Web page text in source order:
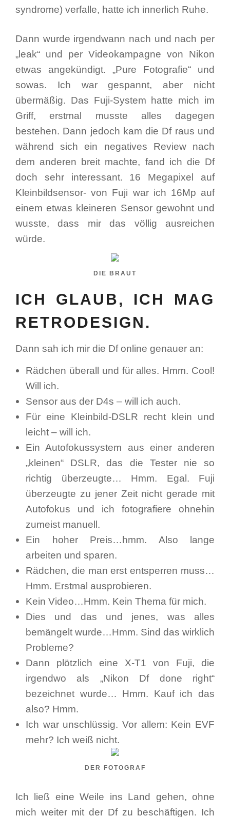
syndrome) verfalle, hatte ich innerlich Ruhe.
Dann wurde irgendwann nach und nach per
„leak“ und per Videokampagne von Nikon
etwas angekündigt. „Pure Fotografie“ und
sowas. Ich war gespannt, aber nicht
übermäßig. Das Fuji-System hatte mich im
Griff, erstmal musste alles dagegen
bestehen. Dann jedoch kam die Df raus und
während sich ein negatives Review nach
dem anderen breit machte, fand ich die Df
doch sehr interessant. 16 Megapixel auf
Kleinbildsensor- von Fuji war ich 16Mp auf
einem etwas kleineren Sensor gewohnt und
wusste, dass mir das völlig ausreichen
würde.
DIE BRAUT
ICH GLAUB, ICH MAG
RETRODESIGN.
Dann sah ich mir die Df online genauer an:
Rädchen überall und für alles. Hmm. Cool!
Will ich.
Sensor aus der D4s – will ich auch.
Für eine Kleinbild-DSLR recht klein und
leicht – will ich.
Ein Autofokussystem aus einer anderen
„kleinen“ DSLR, das die Tester nie so
richtig überzeugte… Hmm. Egal. Fuji
überzeugte zu jener Zeit nicht gerade mit
Autofokus und ich fotografiere ohnehin
zumeist manuell.
Ein hoher Preis…hmm. Also lange
arbeiten und sparen.
Rädchen, die man erst entsperren muss…
Hmm. Erstmal ausprobieren.
Kein Video…Hmm. Kein Thema für mich.
Dies und das und jenes, was alles
bemängelt wurde…Hmm. Sind das wirklich
Probleme?
Dann plötzlich eine X-T1 von Fuji, die
irgendwo als „Nikon Df done right“
bezeichnet wurde… Hmm. Kauf ich das
also? Hmm.
Ich war unschlüssig. Vor allem: Kein EVF
mehr? Ich weiß nicht.
DER FOTOGRAF
Ich ließ eine Weile ins Land gehen, ohne
mich weiter mit der Df zu beschäftigen. Ich